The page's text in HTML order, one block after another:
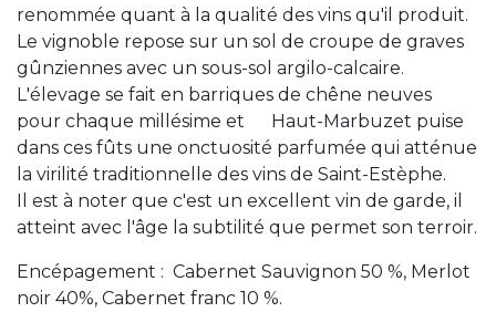
renommée quant à la qualité des vins qu'il produit.
Le vignoble repose sur un sol de croupe de graves
gûnziennes avec un sous-sol argilo-calcaire.
L'élevage se fait en barriques de chêne neuves
pour chaque millésime et Haut-Marbuzet puise
dans ces fûts une onctuosité parfumée qui atténue
la virilité traditionnelle des vins de Saint-Estèphe.
Il est à noter que c'est un excellent vin de garde, il
atteint avec l'âge la subtilité que permet son terroir.
Encépagement : Cabernet Sauvignon 50 %, Merlot
noir 40%, Cabernet franc 10 %.